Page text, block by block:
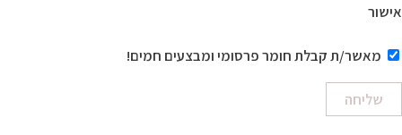
אישור
מאשר/ת קבלת חומר פרסומי ומבצעים חמים!
שליחה